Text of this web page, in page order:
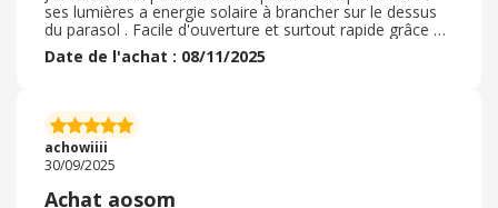
ses lumières a energie solaire à brancher sur le dessus
du parasol . Facile d'ouverture et surtout rapide grâce a
sa manivelle. Livraison très rapide. Arrivé bien emballer .
Description qui correspond bien a l'article livré. Très
du vent . Malgré les fortes températures la couleur ne
bouge pas au soleil . La toile et déperlantes en cas de
pluie .
Date de l'achat : 08/11/2025
achowiiii
30/09/2025
Achat aosom